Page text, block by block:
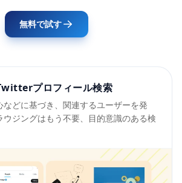
無料で試す
プロフィール検索
などに基づき、関連するユーザーを発
ウジングはもう不要、目的意識のある検